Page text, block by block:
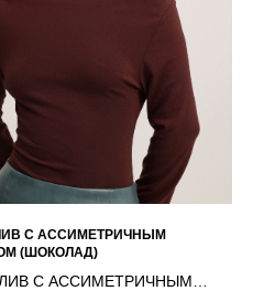
С АССИМЕТРИЧНЫМ
(ШОКОЛАД)
С АССИМЕТРИЧНЫМ